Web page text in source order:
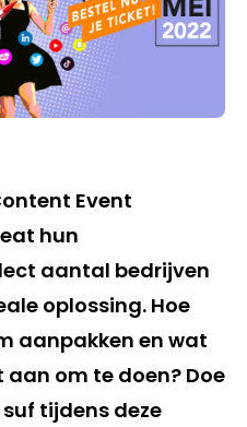
Event
hun
aantal bedrijven
oplossing. Hoe
aanpakken en wat
aan om te doen? Doe
tijdens deze